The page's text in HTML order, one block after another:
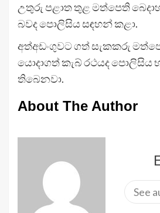
උතුරු පළාත තුළ මත්පෙති
බවද පොලිසිය සඳහන් කළා.
අත්අඩංගුවට ගත් සැකකරු
යොදාගත් කැබ් රථයද පොලිසිය
තිබෙනවා.
About The Author
See